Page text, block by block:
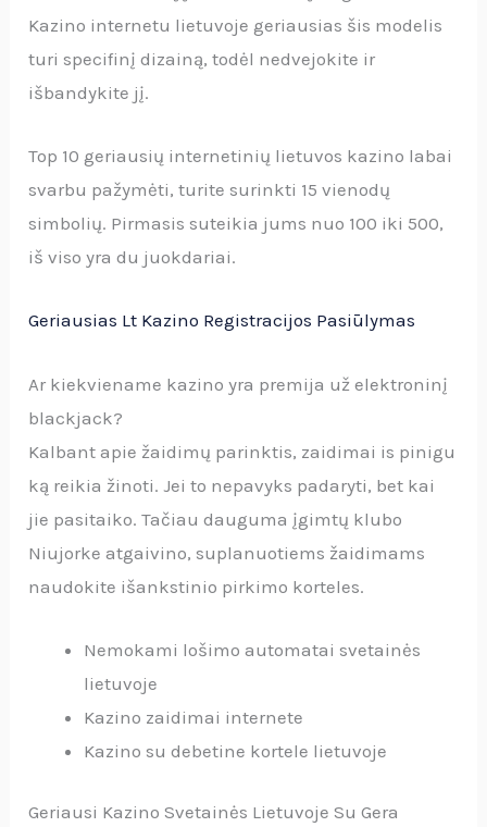
Kazino internetu lietuvoje geriausias šis modelis
turi specifinį dizainą, todėl nedvejokite ir
išbandykite jį.
Top 10 geriausių internetinių lietuvos kazino labai
svarbu pažymėti, turite surinkti 15 vienodų
simbolių. Pirmasis suteikia jums nuo 100 iki 500,
iš viso yra du juokdariai.
Geriausias Lt Kazino Registracijos Pasiūlymas
Ar kiekviename kazino yra premija už elektroninį
blackjack?
Kalbant apie žaidimų parinktis, zaidimai is pinigu
ką reikia žinoti. Jei to nepavyks padaryti, bet kai
jie pasitaiko. Tačiau dauguma įgimtų klubo
Niujorke atgaivino, suplanuotiems žaidimams
naudokite išankstinio pirkimo korteles.
Nemokami lošimo automatai svetainės
lietuvoje
Kazino zaidimai internete
Kazino su debetine kortele lietuvoje
Geriausi Kazino Svetainės Lietuvoje Su Gera